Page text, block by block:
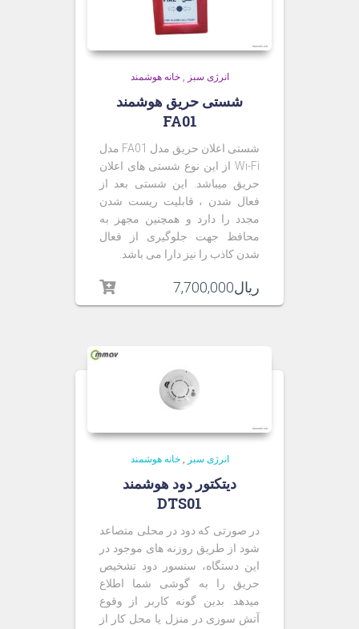
انرژی سبز ,خانه هوشمند
شستی حریق هوشمند
FA01
شستی اعلان حریق مدل FA01 مدل
Wi-Fi از این نوع شستی های اعلان
حریق میباشد. این شستی بعد از
فعال شدن ، قابلیت ریست شدن
مجدد را دارد و همچنین مجهز به
محافظ جهت جلوگیری از فعال
شدن کاذب را نیز دارا می باشد.
ریال7,700,000
انرژی سبز ,خانه هوشمند
دیتکتور دود هوشمند
DTS01
در صورتی که دود در محلی متصاعد
شود از طریق روزنه های موجود در
این دستگاه، سنسور دود تشخیص
حریق را به گوشی شما اطلاع
میدهد. بدین گونه کاربر از وقوع
آتش سوزی در منزل یا محل کار از